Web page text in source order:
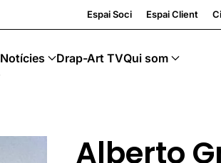
Espai Soci Espai Client
Notícies Drap-Art TVQui som
Alberto